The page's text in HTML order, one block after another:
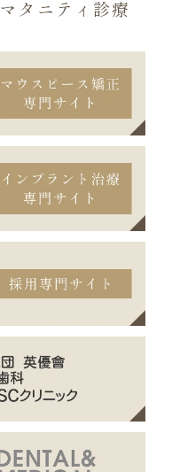
マタニティ診療